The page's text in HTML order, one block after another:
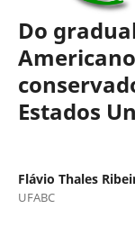
Do
Estados
Flávio Thales
UFABC